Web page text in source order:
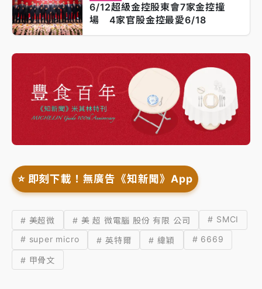
6/12超級金控股東會7家金控撞
場 4家官股金控最愛6/18
⭐️ 即刻下載！無廣告《知新聞》App
# 美超微 # 美 超 微電腦 股份 有限 公司
# SMCI
# super micro
# 英特爾 # 緯穎 # 6669
# 甲骨文